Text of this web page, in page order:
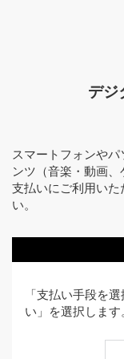
デジ
スマートフォンや
ンツ（音楽・動画
支払いにご利用いた
い。
「支払い手段を
い」を選択します